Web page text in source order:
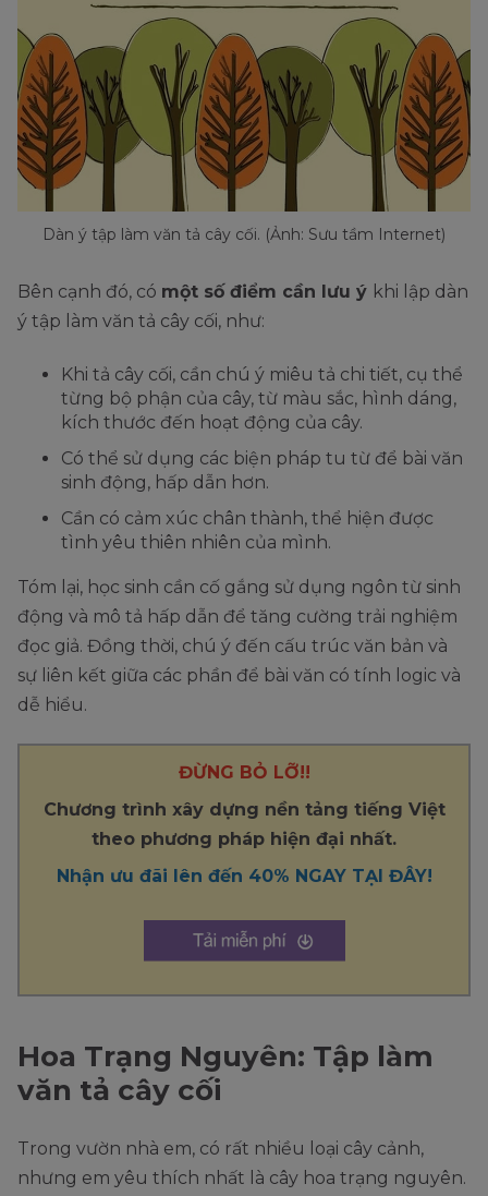
Dàn ý tập làm văn tả cây cối. (Ảnh: Sưu tầm Internet)
Bên cạnh đó, có một số điểm cần lưu ý khi lập dàn
ý tập làm văn tả cây cối, như:
Khi tả cây cối, cần chú ý miêu tả chi tiết, cụ thể
từng bộ phận của cây, từ màu sắc, hình dáng,
kích thước đến hoạt động của cây.
Có thể sử dụng các biện pháp tu từ để bài văn
sinh động, hấp dẫn hơn.
Cần có cảm xúc chân thành, thể hiện được
tình yêu thiên nhiên của mình.
Tóm lại, học sinh cần cố gắng sử dụng ngôn từ sinh
động và mô tả hấp dẫn để tăng cường trải nghiệm
đọc giả. Đồng thời, chú ý đến cấu trúc văn bản và
sự liên kết giữa các phần để bài văn có tính logic và
dễ hiểu.
ĐỪNG BỎ LỠ!!
Chương trình xây dựng nền tảng tiếng Việt
theo phương pháp hiện đại nhất.
Nhận ưu đãi lên đến 40% NGAY TẠI ĐÂY!
Hoa Trạng Nguyên: Tập làm
văn tả cây cối
Trong vườn nhà em, có rất nhiều loại cây cảnh,
nhưng em yêu thích nhất là cây hoa trạng nguyên.